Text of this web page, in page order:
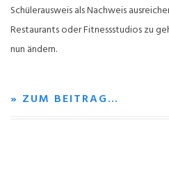
Schülerausweis als Nachweis
Restaurants oder Fitnessstudios zu
nun ändern.
» ZUM BEITRAG…